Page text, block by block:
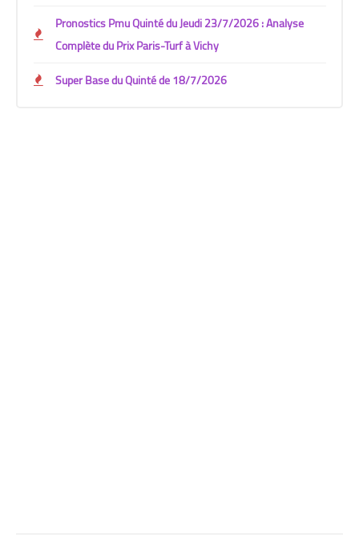
Pronostics Pmu Quinté du Jeudi 23/7/2026 : Analyse
Complète du Prix Paris-Turf à Vichy
Super Base du Quinté de 18/7/2026